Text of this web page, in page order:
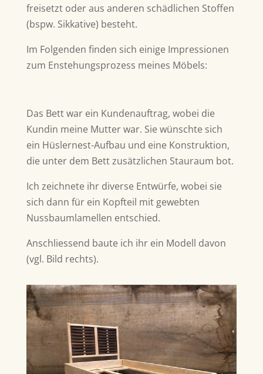
freisetzt oder aus anderen schädlichen Stoffen
(bspw. Sikkative) besteht.
Im Folgenden finden sich einige Impressionen
zum Enstehungsprozess meines Möbels:
Das Bett war ein Kundenauftrag, wobei die
Kundin meine Mutter war. Sie wünschte sich
ein Hüslernest-Aufbau und eine Konstruktion,
die unter dem Bett zusätzlichen Stauraum bot.
Ich zeichnete ihr diverse Entwürfe, wobei sie
sich dann für ein Kopfteil mit gewebten
Nussbaumlamellen entschied.
Anschliessend baute ich ihr ein Modell davon
(vgl. Bild rechts).